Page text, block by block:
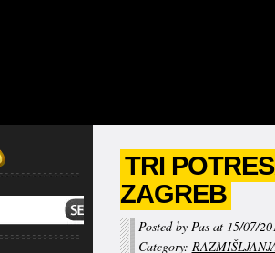
TRI
ZAGREB
Posted by Pas at 15/07/
Category: